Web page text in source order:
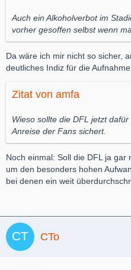
Auch ein Alkoholverbot im
vorher gesoffen selbst wenn
Da wäre ich mir nicht so sicher,
deutliches Indiz für die
Zitat von amfa
Wieso sollte die DFL jetzt
Anreise der Fans sichert.
Noch einmal: Soll die DFL ja
um den besonders hohen
bei denen ein weit
CTo